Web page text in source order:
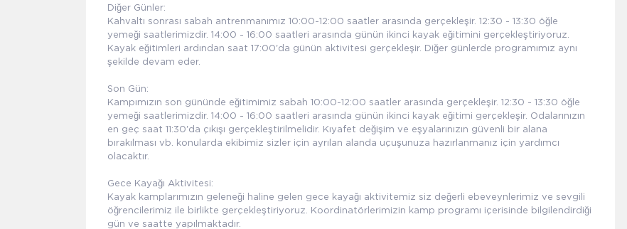
Diğer Günler:
Kahvaltı sonrası sabah antrenmanımız 10:00-12:00 saatler arasında gerçekleşir. 12:30 - 13:30 öğle
yemeği saatlerimizdir. 14:00 - 16:00 saatleri arasında günün ikinci kayak eğitimini gerçekleştiriyoruz.
Kayak eğitimleri ardından saat 17:00'da günün aktivitesi gerçekleşir. Diğer günlerde programımız aynı
şekilde devam eder.
Son Gün:
Kampımızın son gününde eğitimimiz sabah 10:00-12:00 saatler arasında gerçekleşir. 12:30 - 13:30 öğle
yemeği saatlerimizdir. 14:00 - 16:00 saatleri arasında günün ikinci kayak eğitimi gerçekleşir. Odalarınızın
en geç saat 11:30'da çıkışı gerçekleştirilmelidir. Kıyafet değişim ve eşyalarınızın güvenli bir alana
bırakılması vb. konularda ekibimiz sizler için ayrılan alanda uçuşunuza hazırlanmanız için yardımcı
olacaktır.
Gece Kayağı Aktivitesi:
Kayak kamplarımızın geleneği haline gelen gece kayağı aktivitemiz siz değerli ebeveynlerimiz ve sevgili
öğrencilerimiz ile birlikte gerçekleştiriyoruz. Koordinatörlerimizin kamp programı içerisinde bilgilendirdiği
gün ve saatte yapılmaktadır.